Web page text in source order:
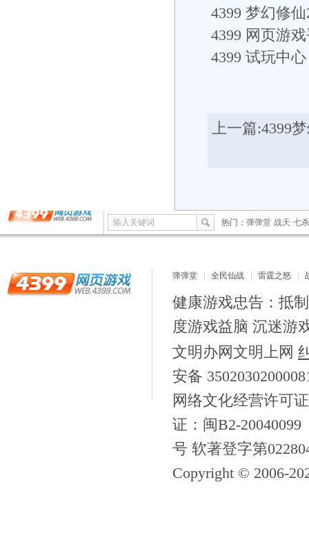
4399 梦幻修
4399 网页游
4399 试玩中心
上一篇:4399
输入关键词 热门： 弹弹堂 战天 七杀
弹弹堂 全民仙战 雷霆之怒
健康游戏忠告：抵
度游戏益脑 沉迷游
文明办网文明上网
安备
网络文化经营许可
证：闽B2-20040099
号 软著登字第
Copyright © 2006-